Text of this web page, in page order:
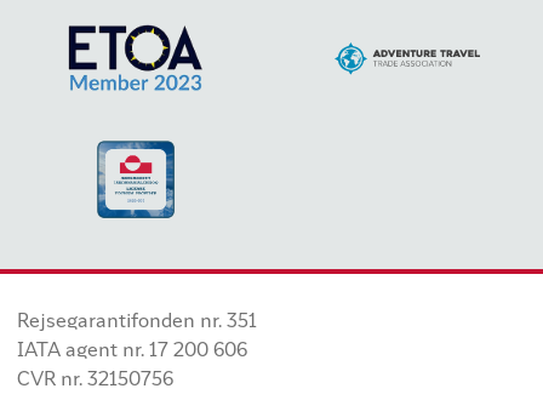
Rejsegarantifonden nr. 351
IATA agent nr. 17 200 606
CVR nr. 32150756